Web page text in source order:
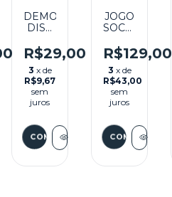
DEMO
DISC
TRANSMISSION
(SEM
CAPA)
SEMINOVO
- PS2
R$29,00
3 x de
R$9,67
sem
juros
JOGO
SOCOM:
NAVY
SEALS
SEMINOVO
- PS2
R$129,00
3 x de
R$43,00
sem
juros